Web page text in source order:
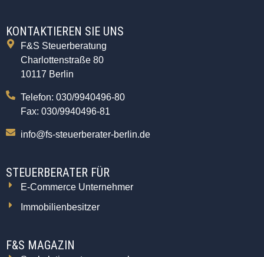
KONTAKTIEREN SIE UNS
F&S Steuerberatung
Charlottenstraße 80
10117 Berlin
Telefon: 030/9940496-80
Fax: 030/9940496-81
info@fs-steuerberater-berlin.de
STEUERBERATER FÜR
E-Commerce Unternehmer
Immobilienbesitzer
F&S MAGAZIN